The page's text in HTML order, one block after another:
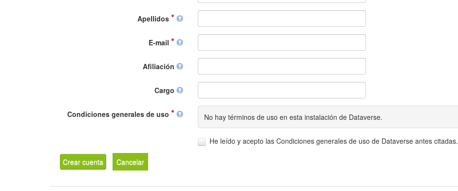
Apellidos
E-mail
Afiliación
Cargo
Condiciones generales de uso No hay términos de uso en esta instalación de Dataverse.
He leído y acepto las Condiciones generales de uso de Dataverse antes citadas.
Crear cuenta Cancelar